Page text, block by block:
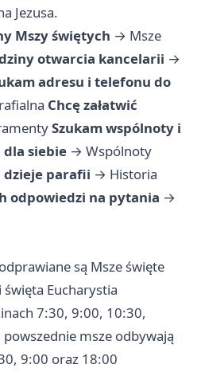
Jezusa.
Mszy świętych → Msze
otwarcia kancelarii →
adresu i telefonu do
Chcę załatwić
Szukam wspólnoty i
siebie → Wspólnoty
dzieje parafii → Historia
odpowiedzi na pytania →
są Msze święte
Eucharystia
7:30, 9:00, 10:30,
msze odbywają
9:00 oraz 18:00